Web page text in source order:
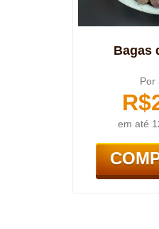
Bagas
Por
R$
em até